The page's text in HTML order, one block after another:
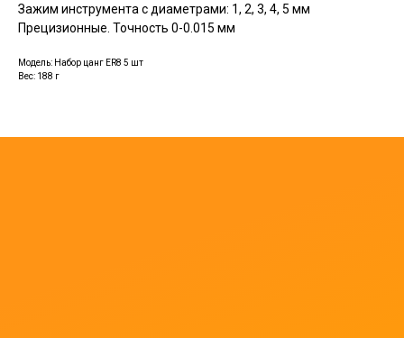
Зажим инструмента с диаметрами: 1, 2, 3, 4, 5 мм
Прецизионные. Точность 0-0.015 мм
Модель: Набор цанг ER8 5 шт
Вес: 188 г